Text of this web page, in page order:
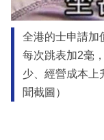
全港的士申請加
每次跳表加2毫
少、經營成本上
聞截圖）